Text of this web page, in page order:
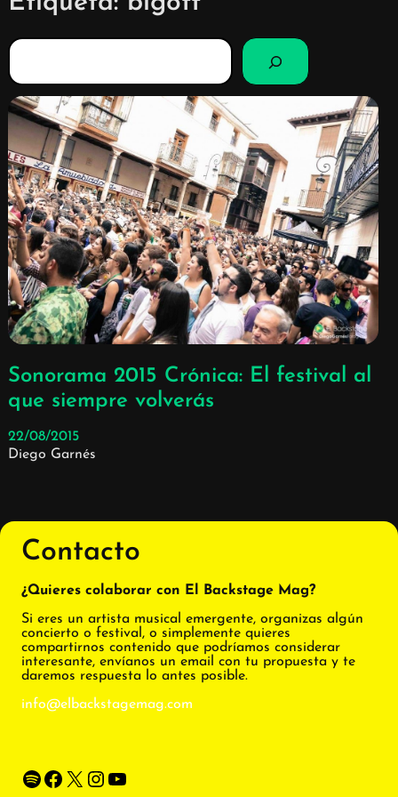
B
u
c
a
r
Sonorama 2015 Crónica: El festival al
que siempre volverás
22/08/2015
Diego Garnés
Contacto
¿Quieres colaborar con El Backstage Mag?
Si eres un artista musical emergente, organizas algún
concierto o festival, o simplemente quieres
compartirnos contenido que podríamos considerar
interesante, envíanos un email con tu propuesta y te
daremos respuesta lo antes posible.
info@elbackstagemag.com
Spotify Facebook X Instagram YouTube